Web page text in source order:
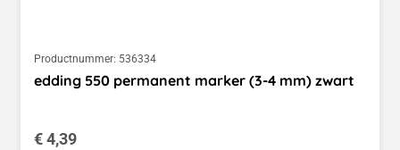
Productnummer: 536334
edding 550 permanent marker (3-4 mm) zwart
Normale prijs:
€ 4,39